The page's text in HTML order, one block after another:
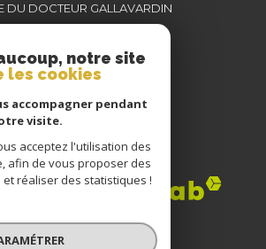
DU DOCTEUR GALLAVARDIN
69800 SAINT-PRIEST
Adhérents
notre site
les cookies
accompagner pendant
visite.
acceptez l'utilisation des
afin de vous proposer des
réaliser des statistiques !